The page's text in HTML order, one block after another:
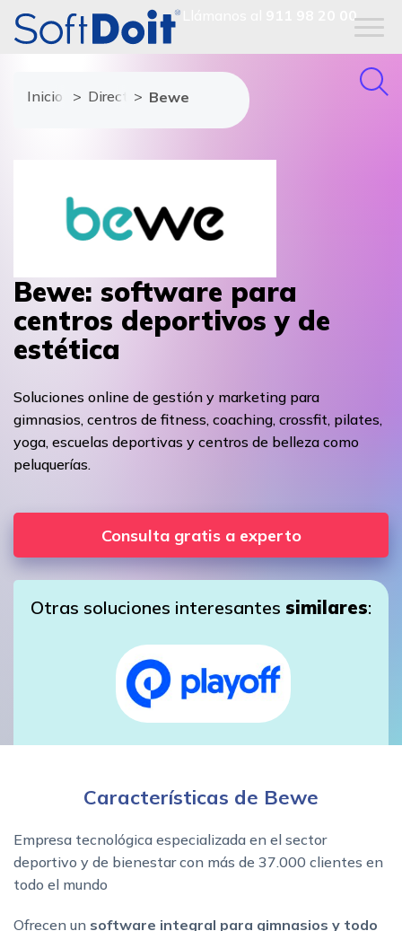
911 98 20 00
Inicio Directorio de proveedores
Bewe
Bewe: software para
centros deportivos y de
estética
Soluciones online de gestión y marketing para
gimnasios, centros de fitness, coaching, crossfit, pilates,
yoga, escuelas deportivas y centros de belleza como
peluquerías.
Consulta gratis a experto
Otras soluciones interesantes similares:
Características de Bewe
Empresa tecnológica especializada en el sector
deportivo y de bienestar con más de 37.000 clientes en
todo el mundo
Ofrecen un software integral para gimnasios y todo